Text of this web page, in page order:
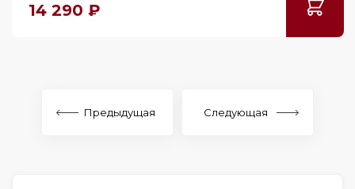
137.5
215
14 290 ₽
Предыдущая Следующая